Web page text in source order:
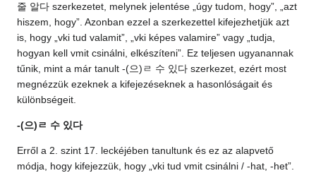
줄 알다 szerkezetet, melynek jelentése „úgy tudom, hogy”, „azt
hiszem, hogy”. Azonban ezzel a szerkezettel kifejezhetjük azt
is, hogy „vki tud valamit”, „vki képes valamire” vagy „tudja,
hogyan kell vmit csinálni, elkészíteni”. Ez teljesen ugyanannak
tűnik, mint a már tanult -(으)ㄹ 수 있다 szerkezet, ezért most
megnézzük ezeknek a kifejezéseknek a hasonlóságait és
különbségeit.
-(으)ㄹ 수 있다
Erről a 2. szint 17. leckéjében tanultunk és ez az alapvető
módja, hogy kifejezzük, hogy „vki tud vmit csinálni / -hat, -het”.